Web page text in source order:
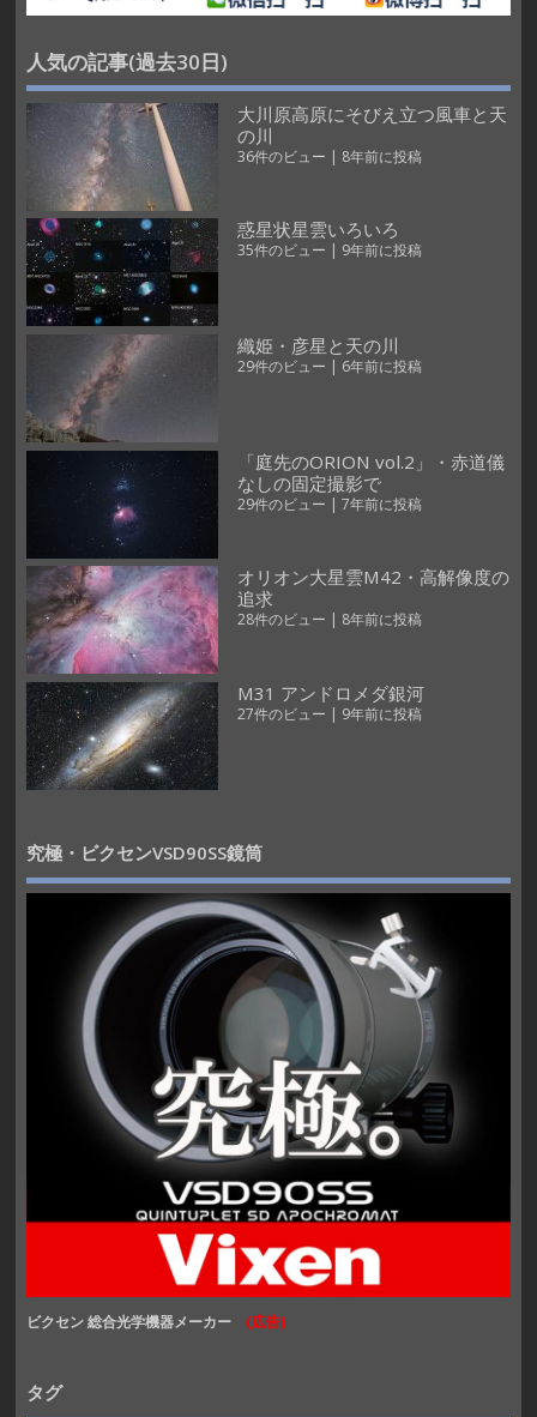
人気の記事(過去30日)
大川原高原にそびえ立つ風車と天
の川
36件のビュー | 8年前に投稿
惑星状星雲いろいろ
35件のビュー 9年前に投稿
織姫・彦星と天の川
29件のビュー | 6年前に投稿
「庭先のORION vol.2」・赤道儀
なしの固定撮影で
29件のビュー | 7年前に投稿
オリオン大星雲M42・高解像度の
追求
28件のビュー | 8年前に投稿
M31 アンドロメダ銀河
27件のビュー | 9年前に投稿
究極・ビクセンVSD90SS鏡筒
ビクセン 総合光学機器メーカー (広告)
タグ